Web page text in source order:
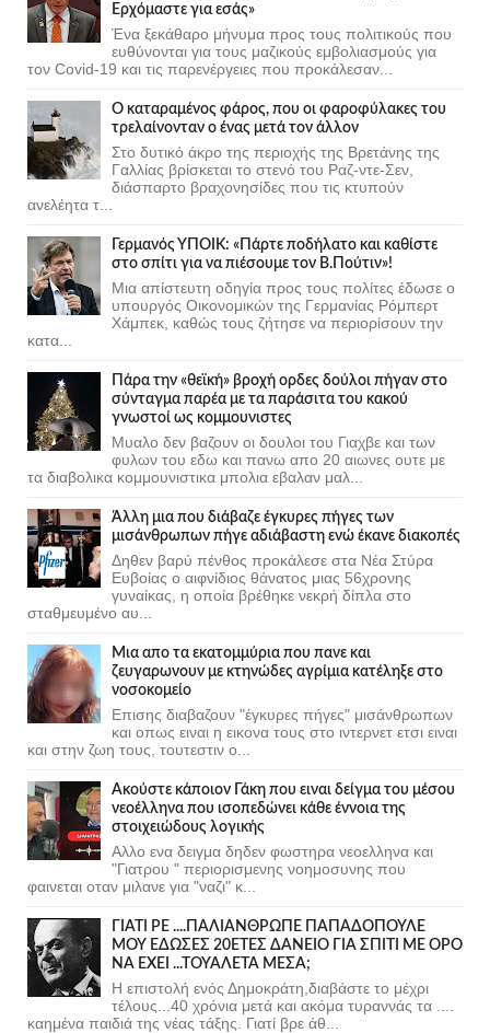
Ερχόμαστε για εσάς»
Ένα ξεκάθαρο μήνυμα προς τους πολιτικούς που
ευθύνονται για τους μαζικούς εμβολιασμούς για
τον Covid-19 και τις παρενέργειες που προκάλεσαν...
Ο καταραμένος φάρος, που οι φαροφύλακες του
τρελαίνονταν ο ένας μετά τον άλλον
Στο δυτικό άκρο της περιοχής της Βρετάνης της
Γαλλίας βρίσκεται το στενό του Ραζ-ντε-Σεν,
διάσπαρτο βραχονησίδες που τις κτυπούν
ανελέητα τ...
Γερμανός ΥΠΟΙΚ: «Πάρτε ποδήλατο και καθίστε
στο σπίτι για να πιέσουμε τον Β.Πούτιν»!
Μια απίστευτη οδηγία προς τους πολίτες έδωσε ο
υπουργός Οικονομικών της Γερμανίας Ρόμπερτ
Χάμπεκ, καθώς τους ζήτησε να περιορίσουν την
κατα...
Πάρα την «θεϊκή» βροχή ορδες δούλοι πήγαν στο
σύνταγμα παρέα με τα παράσιτα του κακού
γνωστοί ως κομμουνιστες
Μυαλο δεν βαζουν οι δουλοι του Γιαχβε και των
φυλων του εδω και πανω απο 20 αιωνες ουτε με
τα διαβολικα κομμουνιστικα μπολια εβαλαν μαλ...
Άλλη μια που διάβαζε έγκυρες πήγες των
μισάνθρωπων πήγε αδιάβαστη ενώ έκανε διακοπές
Δηθεν βαρύ πένθος προκάλεσε στα Νέα Στύρα
Ευβοίας ο αιφνίδιος θάνατος μιας 56χρονης
γυναίκας, η οποία βρέθηκε νεκρή δίπλα στο
σταθμευμένο αυ...
Μια απο τα εκατομμύρια που πανε και
ζευγαρωνουν με κτηνώδες αγρίμια κατέληξε στο
νοσοκομείο
Επισης διαβαζουν "έγκυρες πήγες" μισάνθρωπων
και οπως ειναι η εικονα τους στο ιντερνετ ετσι ειναι
και στην ζωη τους, τουτεστιν ο...
Ακούστε κάποιον Γάκη που ειναι δείγμα του μέσου
νεοέλληνα που ισοπεδώνει κάθε έννοια της
στοιχειώδους λογικής
Αλλο ενα δειγμα δηδεν φωστηρα νεοελληνα και
"Γιατρου " περιορισμενης νοημοσυνης που
φαινεται οταν μιλανε για "ναζι" κ...
ΓΙΑΤΙ ΡΕ ....ΠΑΛΙΑΝΘΡΩΠΕ ΠΑΠΑΔΟΠΟΥΛΕ
ΜΟΥ ΕΔΩΣΕΣ 20ΕΤΕΣ ΔΑΝΕΙΟ ΓΙΑ ΣΠΙΤΙ ΜΕ ΟΡΟ
ΝΑ ΕΧΕΙ ...ΤΟΥΑΛΕΤΑ ΜΕΣΑ;
Η επιστολή ενός Δημοκράτη,διαβάστε το μέχρι
τέλους...40 χρόνια μετά και ακόμα τυραννάς τα ....
καημένα παιδιά της νέας τάξης. Γιατί βρε άθ...